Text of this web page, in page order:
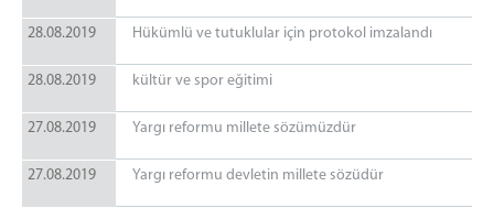
28.08.2019 Hükümlü ve tutuklular için protokol imzalandı
28.08.2019 kültür ve spor eğitimi
27.08.2019 Yargı reformu millete sözümüzdür
27.08.2019 Yargı reformu devletin millete sözüdür